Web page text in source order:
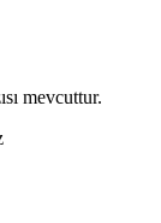
mevcuttur.